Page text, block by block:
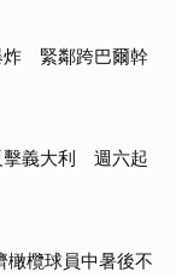
炸 緊鄰跨巴爾幹
擊義大利 週六起
橄欖球員中暑後不